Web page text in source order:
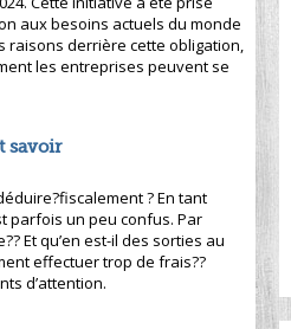
aux besoins actuels du monde
raisons derrière cette obligation,
les entreprises peuvent se
savoir
? En tant
parfois un peu confus. Par
Et qu’en est-il des sorties au
effectuer trop de frais??
d’attention.